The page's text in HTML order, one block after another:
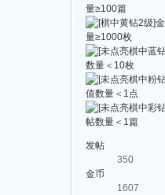
发帖
350
金币
1607